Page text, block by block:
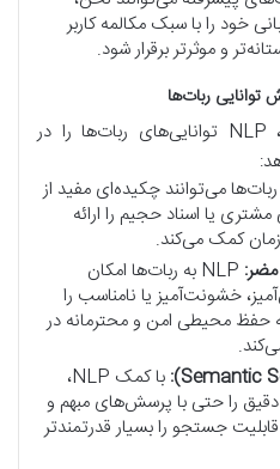
خود را با سبک مکالمه کاربر
و موثرتر برقرار شود.
فراتر از پاسخگویی به سوالات، NLP توانایی‌های ربات‌ها را در
ربات‌ها می‌توانند چکیده‌ای مفید از
یا اسناد حجیم را ارائه
کمک می‌کند.
NLP به ربات‌ها امکان
خشونت‌آمیز یا نامناسب را
به حفظ محیطی امن و محترمانه در
با کمک NLP،
دقیق را حتی با پرسش‌های مبهم و
جستجو را بسیار قدرتمندتر